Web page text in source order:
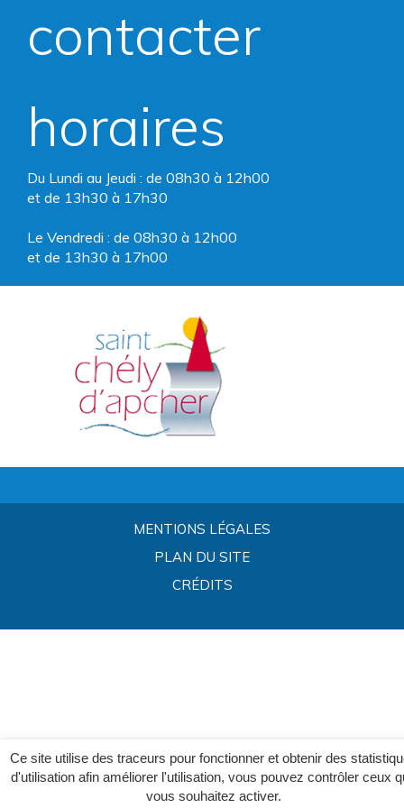
Ce site utilise des traceurs pour fonctionner et obtenir des
d'utilisation afin améliorer l'utilisation, vous pouvez contrôler ceux
vous souhaitez activer.
FacebookInstagram
contacter
horaires
Du Lundi au Jeudi : de 08h30 à 12h00
et de 13h30 à 17h30
Le Vendredi : de 08h30 à 12h00
et de 13h30 à 17h00
MENTIONS LÉGALES
PLAN DU SITE
CRÉDITS